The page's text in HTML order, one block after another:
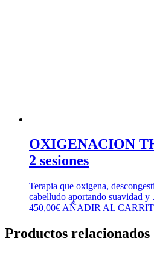
OXIGENACION
2 sesiones
Terapia que oxigena,
cabelludo aportando suavidad
450,00€ AÑADIR AL
Productos relacionados